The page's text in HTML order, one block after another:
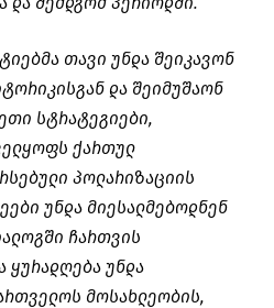
თავი უნდა შეიკავონ
და შეიმუშაონ
სტრატეგიები,
ქართულ
პოლარიზაციის
უნდა მიესალმებოდნენ
ჩართვის
ყურადღება უნდა
მოსახლეობის,